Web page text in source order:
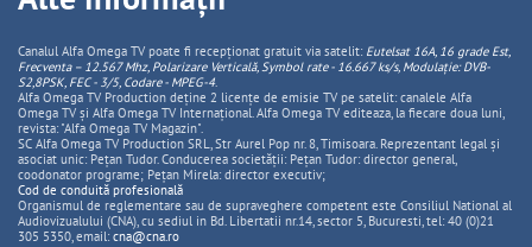
Canalul Alfa Omega TV poate fi recepționat gratuit via satelit: Eutelsat 16A, 16 grade Est,
Frecventa – 12.567 Mhz, PolarizareVerticală, Symbol rate - 16.667 ks/s, Modulație: DVB-
S2,8PSK, FEC - 3/5, Codare - MPEG-4.
Alfa Omega TV Production deține 2 licențe de emisie TV pe satelit: canalele Alfa
Omega TV și Alfa Omega TV Internațional. Alfa Omega TV editeaza, la fiecare doua luni,
revista: "Alfa Omega TV Magazin".
SC Alfa Omega TV Production SRL, Str Aurel Pop nr. 8, Timisoara. Reprezentant legal și
asociat unic: Pețan Tudor. Conducerea societății: Pețan Tudor: director general,
coodonator programe; Pețan Mirela: director executiv;
Cod de conduită profesională
Organismul de reglementare sau de supraveghere competent este Consiliul National al
Audiovizualului (CNA), cu sediul in Bd. Libertatii nr.14, sector 5, Bucuresti, tel: 40 (0)21
305 5350, email: cna@cna.ro